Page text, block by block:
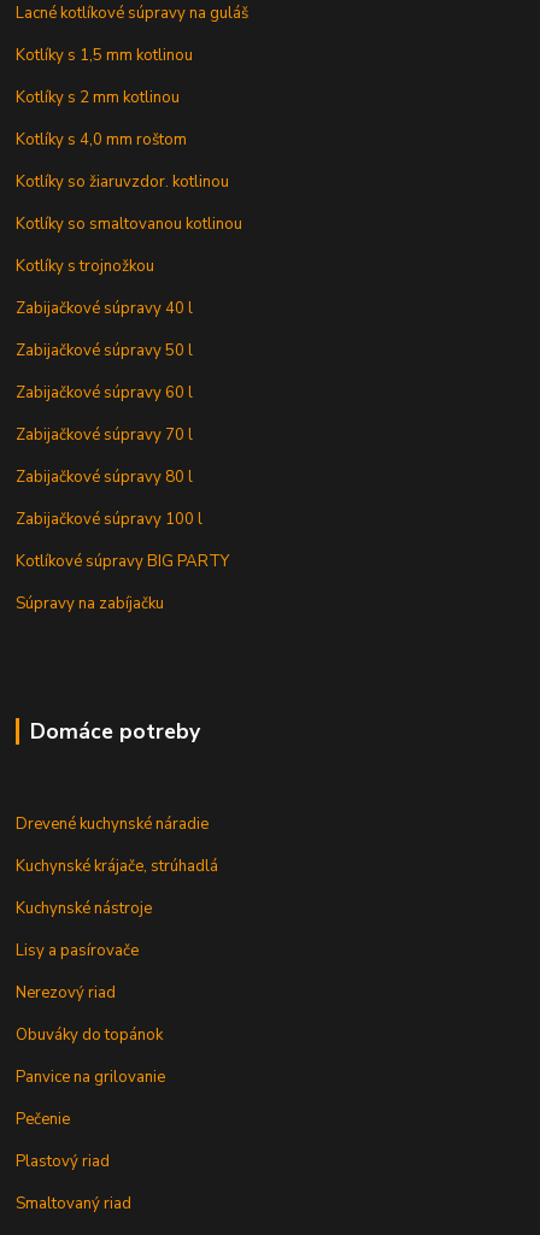
Lacné kotlíkové súpravy na guláš
Kotlíky s 1,5 mm kotlinou
Kotlíky s 2 mm kotlinou
Kotlíky s 4,0 mm roštom
Kotlíky so žiaruvzdor. kotlinou
Kotlíky so smaltovanou kotlinou
Kotlíky s trojnožkou
Zabijačkové súpravy 40 l
Zabijačkové súpravy 50 l
Zabijačkové súpravy 60 l
Zabijačkové súpravy 70 l
Zabijačkové súpravy 80 l
Zabijačkové súpravy 100 l
Kotlíkové súpravy BIG PARTY
Súpravy na zabíjačku
Domáce potreby
Drevené kuchynské náradie
Kuchynské krájače, strúhadlá
Kuchynské nástroje
Lisy a pasírovače
Nerezový riad
Obuváky do topánok
Panvice na grilovanie
Pečenie
Plastový riad
Smaltovaný riad